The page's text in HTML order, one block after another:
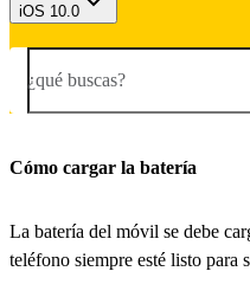
iOS 10.0
¿qué buscas?
Cómo cargar la batería
La batería del móvil se debe
teléfono siempre esté listo para